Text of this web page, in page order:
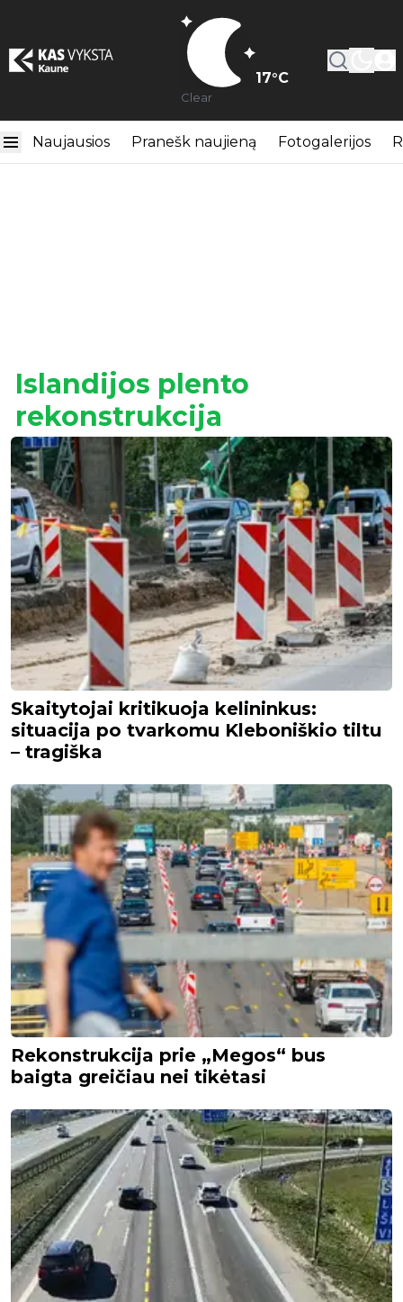
17°C
Clear
Naujausios Pranešk naujieną Fotogalerijos
Islandijos plento
rekonstrukcija
Skaitytojai kritikuoja kelininkus:
situacija po tvarkomu Kleboniškio tiltu
– tragiška
Rekonstrukcija prie „Megos“ bus
baigta greičiau nei tikėtasi